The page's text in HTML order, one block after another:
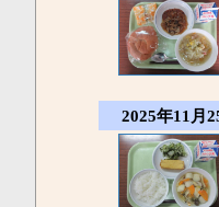
2025年11月